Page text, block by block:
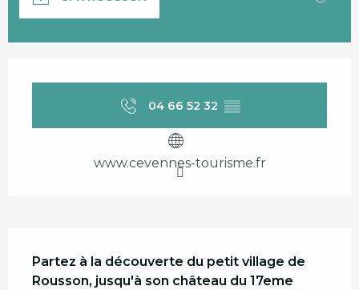
Ouverture et coordonnées
04 66 52 32 ▒▒
www.cevennes-tourisme.fr
Partez à la découverte du petit village de
Rousson, jusqu'à son château du 17eme